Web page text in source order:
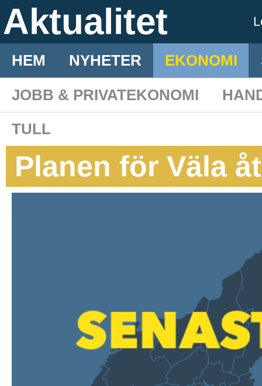
Aktualitet
HEM NYHETER EKONOMI
JOBB & PRIVATEKONOMI
TULL
Planen för Väla